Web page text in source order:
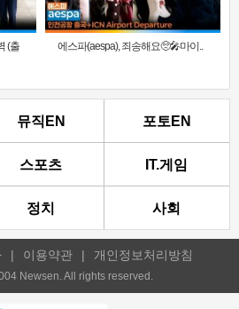
(출
에스파(aespa), 죄송해요🥺🎤마이..
뮤직EN 포토EN
스포츠 IT.게임
정치 사회
| 이용약관 | 개인정보처리방침
Newsen. All rights reserved.